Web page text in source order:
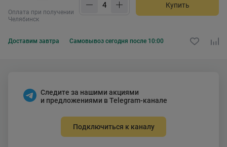
Оплата при получении
Челябинск
Купить
Доставим завтра Самовывоз сегодня после 10:00
Следите за нашими акциями
и предложениями в Telegram-канале
Подключиться к каналу